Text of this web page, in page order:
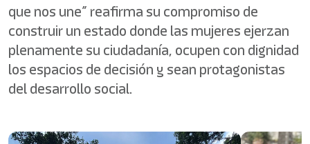
que nos une” reafirma su compromiso de
construir un estado donde las mujeres ejerzan
plenamente su ciudadanía, ocupen con dignidad
los espacios de decisión y sean protagonistas
del desarrollo social.